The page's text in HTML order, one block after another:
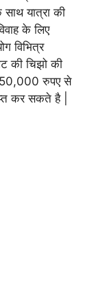
यात्रा की
के लिए
विभित्र
की चिझो की
50,000 रुपए से
कर सकते है |